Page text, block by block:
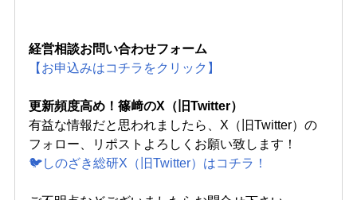
経営相談お問い合わせフォーム
【お申込みはコチラをクリック】
更新頻度高め！篠﨑のX（旧Twitter）
有益な情報だと思われましたら、X（旧Twitter）の
フォロー、リポストよろしくお願い致します！
🐦しのざき総研X（旧Twitter）はコチラ！